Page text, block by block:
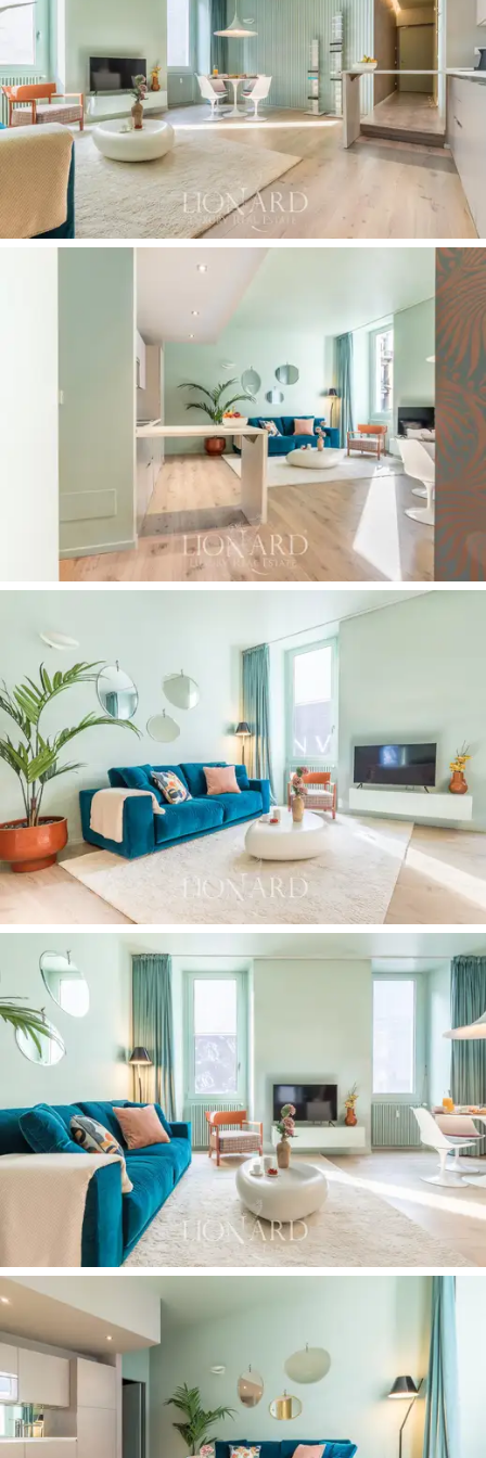
detalle y priorizando la calidad de vida. La entrada
conduce a unaluminosa y espaciosa sala de estar,
realzada porgrandes ventanalesque enmarcan vistas
panorámicas del centro histórico y permiten que la luz
natural inunde las habitaciones durante todo el día. La
cocina,totalmenteequipadacon electrodomésticos
modernos, se integra a la perfección con el espacio.
Los dos dormitorios,ambos amplios y amueblados con
camas de matrimonio
garantizan el máximo confort
. El singular y distintivo
cuenta conelegantes acabados de mosaico y
convirtiéndose en un verdadero elemento de
diseño. Una prácticazona de lavanderíacon lavadora
completa la propiedad.
Esta residencia representa una oportunidad única en el
mercado inmobiliario del centro de Milán:
apartamento listo para entrar a vivir
, ya optimizado
paraalquileres a corto plazo y caracterizado por
una rentabilidad consolidada.Una propiedad que
combina una ubicación inmejorable,un diseño
contemporáneo y un valor patrimonial, concebida
como unelegante pied-à-terre en el corazón de la
ciudad y una inversión verdaderamente prestigiosa.
Vivir aquí significa contemplar la historia de Milán cada
día, en el lugar exacto donde la ciudad revela su alma
más auténtica y prestigiosa.